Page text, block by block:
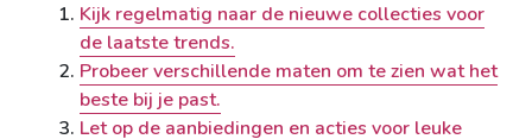
Kijk regelmatig naar de nieuwe collecties voor
de laatste trends.
Probeer verschillende maten om te zien wat het
beste bij je past.
Let op de aanbiedingen en acties voor leuke